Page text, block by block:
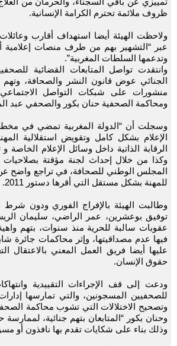
ظروف ملائمة تحترم الكرامة الإنسانية.
ولاحظت الهيئة أيضا استهداف أقارب
عبر “التشهير بهم من طرف منصات إعلامية
وتدعمها السلطات المغربية”.
وانتقدت تواصل المتابعات القضائية
الجنائي عوض قانون النشر والصحافة، وتهم
منشورات على شبكات التواصل
ومحاكمة الصحفية حنان بكور والصحفي عبد
وسجلت أن “الدولة المغربية تمضي في
الإعلام بشكل كامل وتقويض استقلالية
الرقابة الذاتية داخل وسائل الإعلام الخاصة و
وكذا من خلال إحداث لجنة مؤقتة
المجلس الوطني للصحافة، في تراجع واضح عن
للمهنة بشكل مستقل التي أقرها دستور 2011.
وطالبت الهيئة بالإفراج الفوري ودون شرط
توفيق بوعشرين، عمر الراضي، سليمان
عقوبات سالبة للحرية منذ سنوات، بتهم
فيها عدم مصداقيتها، وإثر محاكمات جائرة
عليها أيضا فريق العمل المعني بالاعتقال
حقوق الإنسان.
ودعت إلى قف الإجراءات التقييدية
للصحفيين المسجونين، والتي تمارسها
وتصحيح الاختلالات التي تشوب محاكمة
وحنان بكور “المتابعان بتهم جنائية، لممارسة
وذلك بناء على شكايات تقدم بها نافذون أو